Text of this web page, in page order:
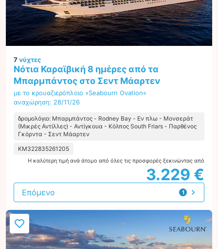
7νύχτες
Νότια Καραϊβική 8 ημέρες από τα
Μπαρμπάντος στο Σεντ Μάαρτεν
με το κρουαζιερόπλοιο »Seabourn Ovation«
αναχώρηση: 28/11/26
δρομολόγιο: Μπαρμπάντος - Rodney Bay - Εν πλω - Μονσεράτ
(Μικρές Αντίλλες) - Αντίγκουα - Κόλπος South Friars - Παρθένος
Γκόρντα - Σεντ Μάαρτεν
KM322835261205
Η καλύτερη τιμή ανά άτομο από όλες τις προσφορές ξεκινώντας από
3.229 €
1
προσφορά
Επόμενο